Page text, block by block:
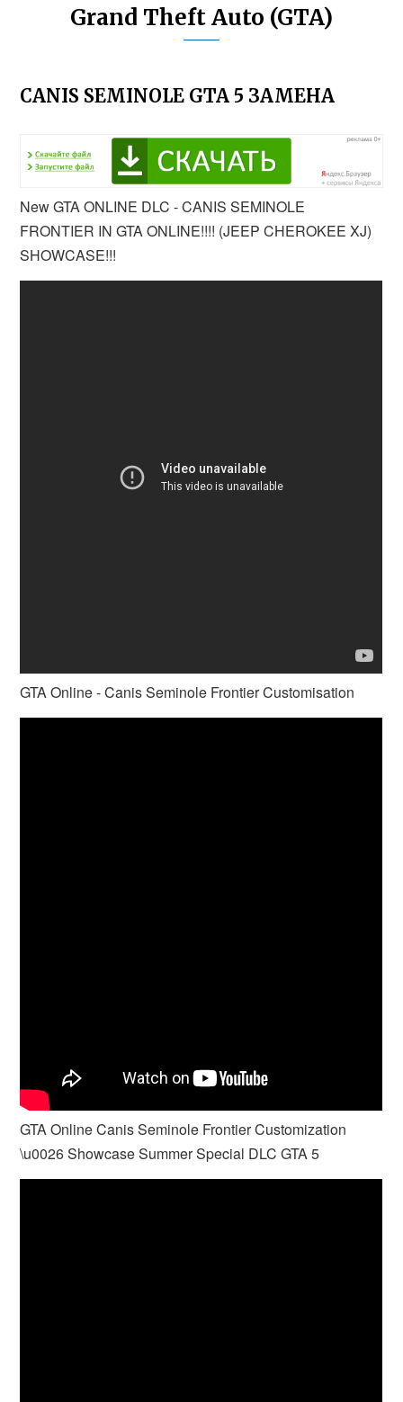
Grand Theft Auto (GTA)
CANIS SEMINOLE GTA 5 ЗАМЕНА
New GTA ONLINE DLC - CANIS SEMINOLE
FRONTIER IN GTA ONLINE!!!! (JEEP CHEROKEE XJ)
SHOWCASE!!!
GTA Online - Canis Seminole Frontier Customisation
GTA Online Canis Seminole Frontier Customization
\u0026 Showcase Summer Special DLC GTA 5